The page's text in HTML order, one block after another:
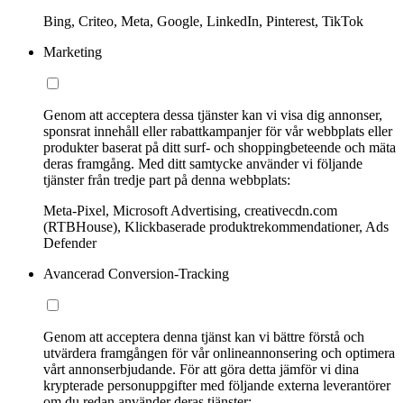
Bing, Criteo, Meta, Google, LinkedIn, Pinterest, TikTok
Marketing
Genom att acceptera dessa tjänster kan vi visa dig annonser,
sponsrat innehåll eller rabattkampanjer för vår webbplats eller
produkter baserat på ditt surf- och shoppingbeteende och mäta
deras framgång. Med ditt samtycke använder vi följande
tjänster från tredje part på denna webbplats:
Meta-Pixel, Microsoft Advertising, creativecdn.com
(RTBHouse), Klickbaserade produktrekommendationer, Ads
Defender
Avancerad Conversion-Tracking
Genom att acceptera denna tjänst kan vi bättre förstå och
utvärdera framgången för vår onlineannonsering och optimera
vårt annonserbjudande. För att göra detta jämför vi dina
krypterade personuppgifter med följande externa leverantörer